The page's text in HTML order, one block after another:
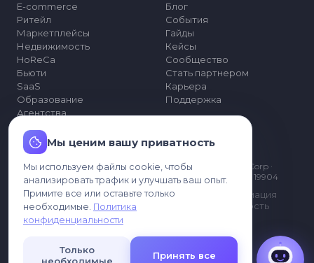
E-commerce
Ритейл
Маркетплейсы
Недвижимость
HoReCa
Бьюти
SaaS
Образование
Агентства
Блог
События
Гайды
Кейсы
Сообщество
Стать партнером
Карьера
Поддержка
Компания
Тарифы
Enterprise
О нас
© 2026 MyChatBot Corp ·
Delaware · Dover, DE 19904
Правовая информация
Конфиденциальность
использование
Согласен, что мои данные могут
обрабатываться для связи со мной.
Мы ценим вашу приватность
Мы используем файлы cookie, чтобы
анализировать трафик и улучшать ваш опыт.
Примите все или оставьте только
необходимые. Политика
конфиденциальности
Только
Принять все